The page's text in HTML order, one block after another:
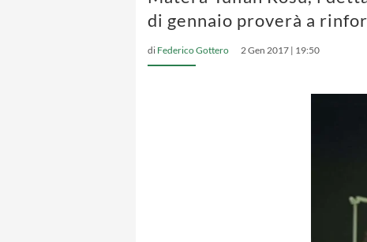
di gennaio proverà a
di Federico Gottero 2 Gen 2017 | 19:50